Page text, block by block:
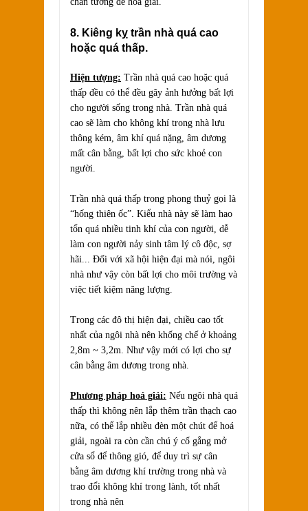
8. Kiêng kỵ trần nhà quá cao
hoặc quá thấp.
Hiện tượng: Trần nhà quá cao hoặc quá
thấp đều có thể đều gây ảnh hưởng bất lợi
cho người sống trong nhà. Trần nhà quá
cao sẽ làm cho không khí trong nhà lưu
thông kém, âm khí quá nặng, âm dương
mất cân bằng, bất lợi cho sức khoẻ con
người.
Trần nhà quá thấp trong phong thuỷ gọi là
“hống thiên ốc”. Kiểu nhà này sẽ làm hao
tổn quá nhiều tinh khí của con người, dễ
làm con người nảy sinh tâm lý cô độc, sợ
hãi... Đối với xã hội hiện đại mà nói, ngôi
nhà như vậy còn bất lợi cho môi trường và
việc tiết kiệm năng lượng.
Trong các đô thị hiện đại, chiều cao tốt
nhất của ngôi nhà nên khống chế ở khoảng
2,8m ~ 3,2m. Như vậy mới có lợi cho sự
cân bằng âm dương trong nhà.
Phương pháp hoá giải: Nếu ngôi nhà quá
thấp thì không nên lắp thêm trần thạch cao
nữa, có thể lắp nhiều đèn một chút để hoá
giải, ngoài ra còn cần chú ý cố gắng mở
cửa sổ để thông gió, để duy trì sự cân
bằng âm dương khí trường trong nhà và
trao đổi không khí trong lành, tốt nhất
trong nhà nên